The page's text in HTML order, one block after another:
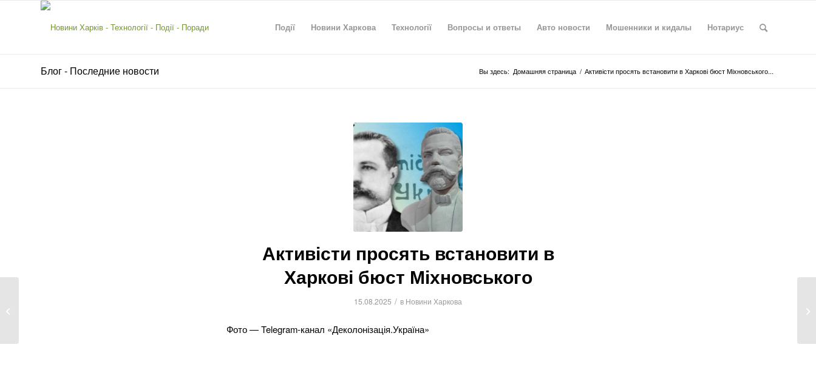
Події Новини Харкова Технології Вопросы и ответы Авто новости Мошенники и кидалы Нотариус
Блог - Последние новости Вы здесь: Домашняя страница / Активісти просять встановити в Харкові бюст Міхновського...
Активісти просять встановити в
Харкові бюст Міхновського
15.08.2025 / в Новини Харкова
Фото — Telegram-канал «Деколонізація.Україна»